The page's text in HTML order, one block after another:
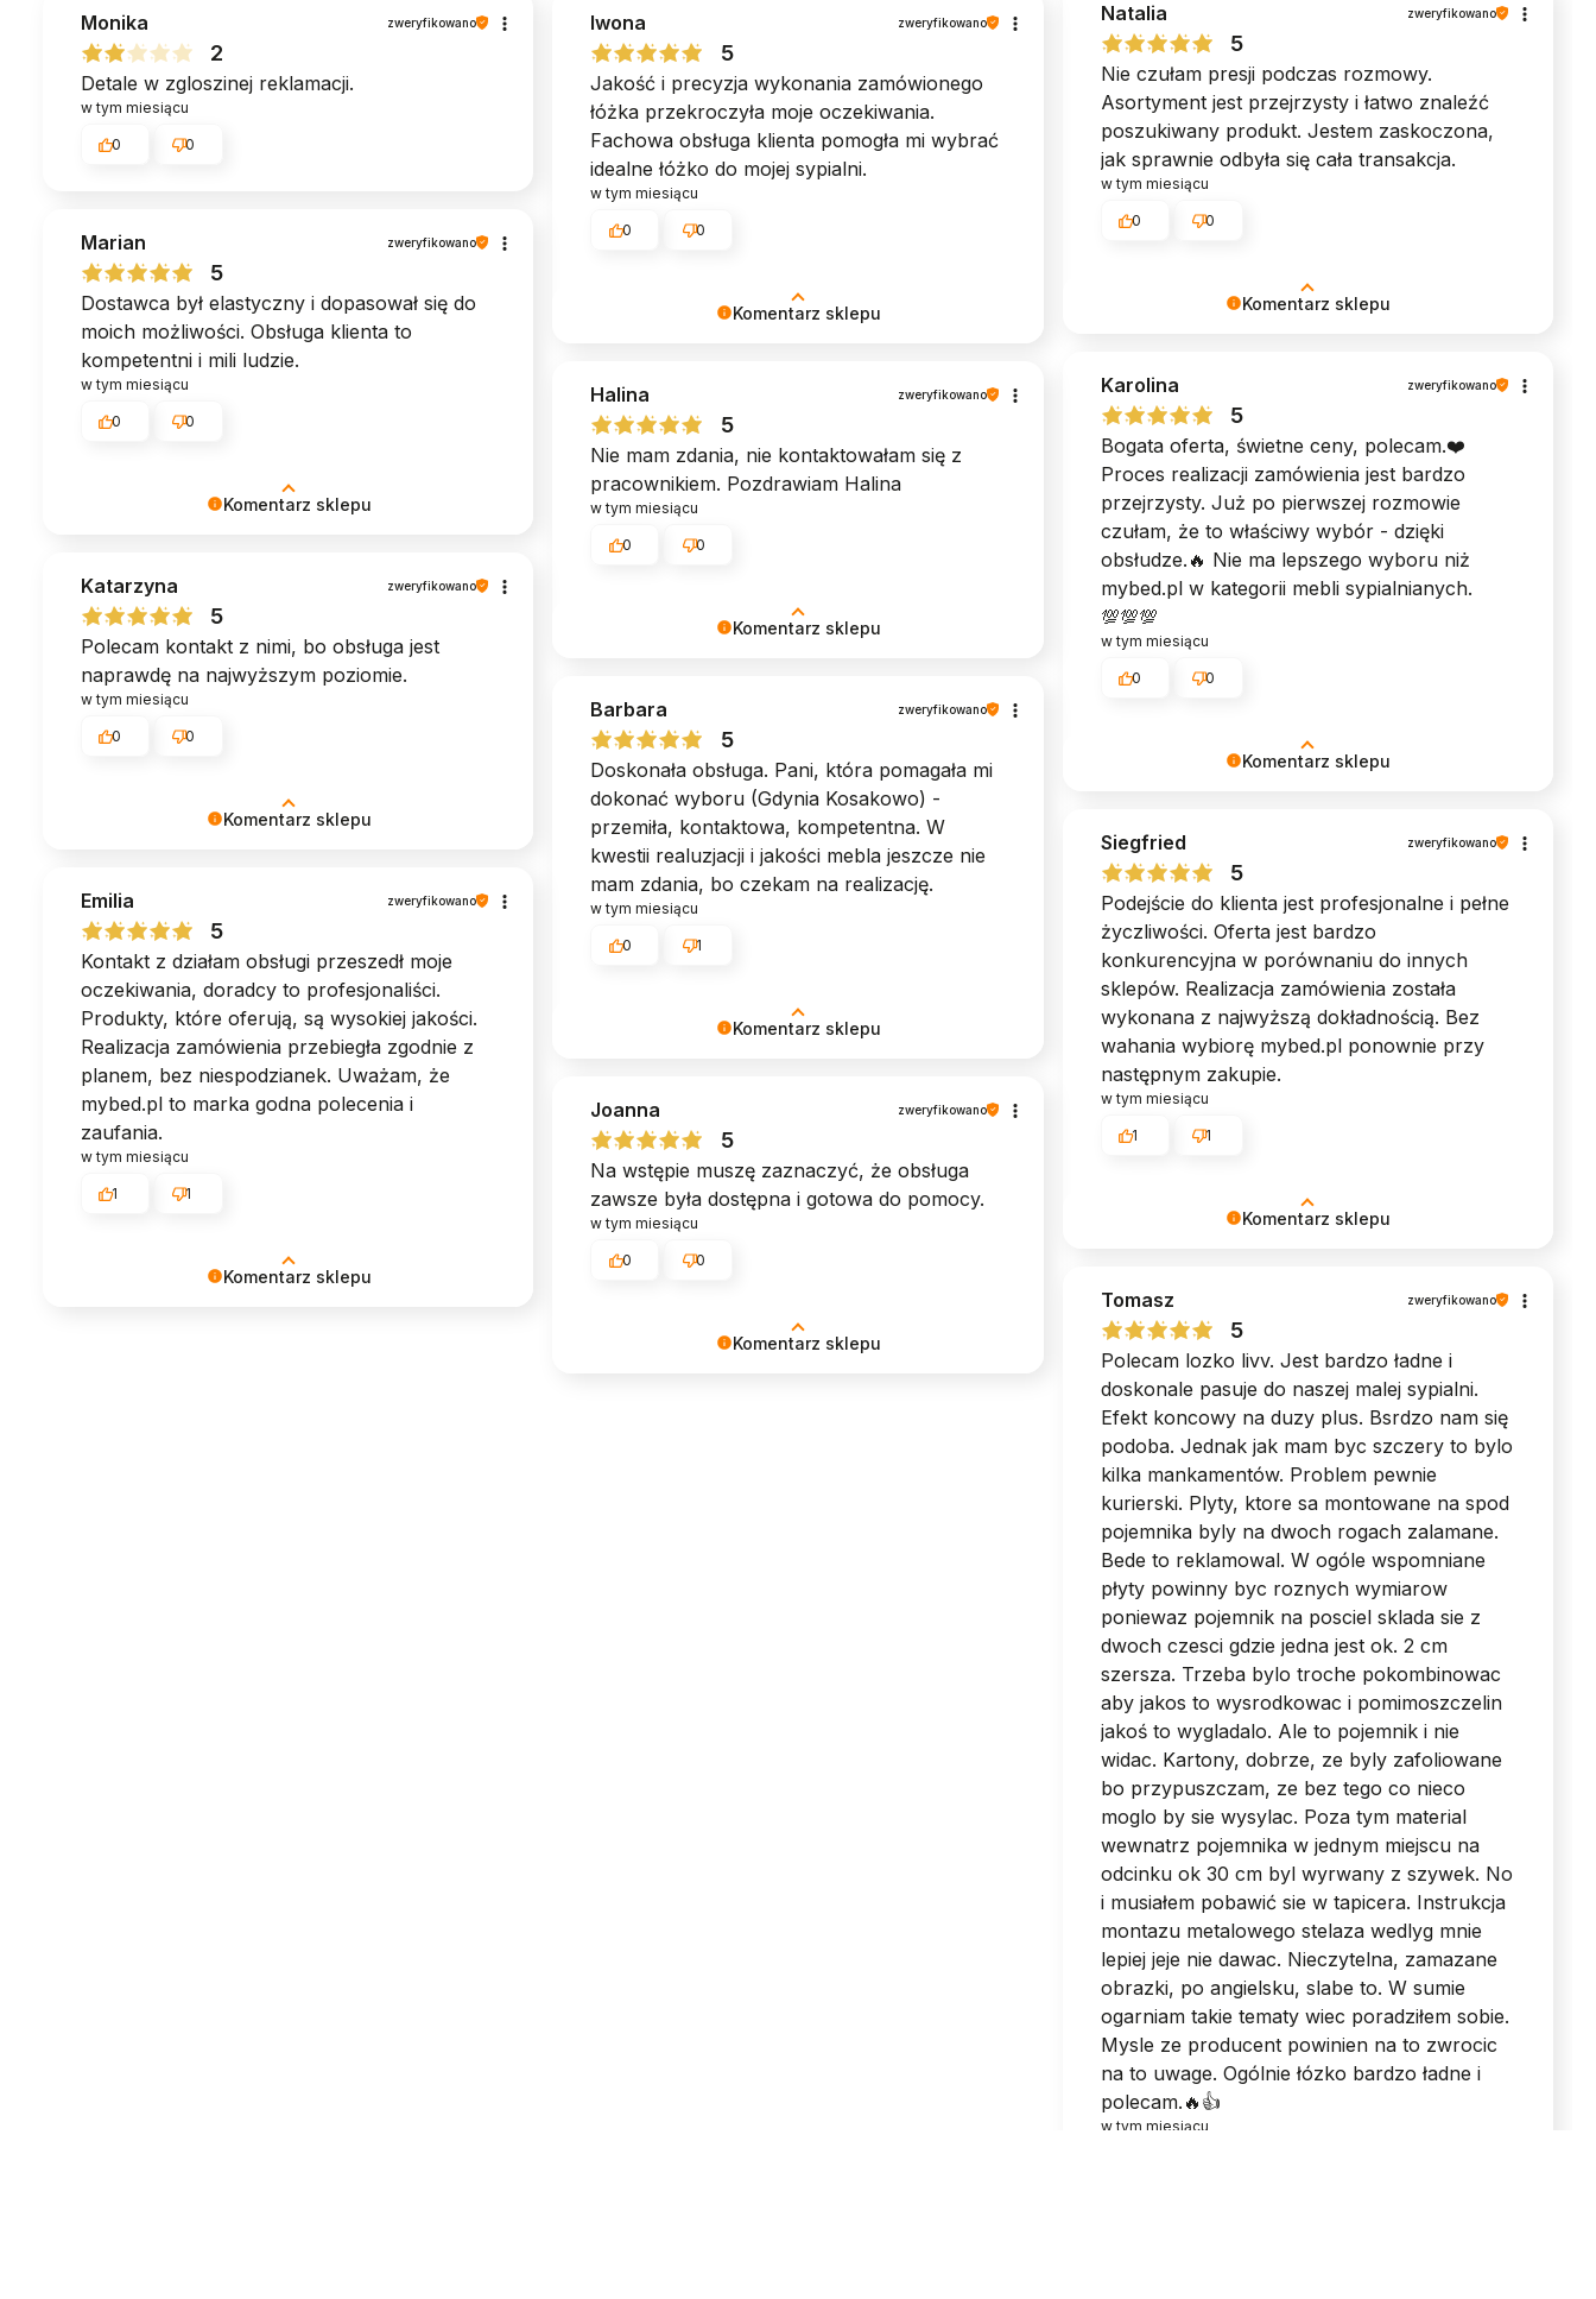
oczekiwania. Dziękujemy! ♥︎ Zespół MyBed
oczekiwania. Dziękujemy! ♥︎ Zespół MyBed
Komentarz sklepu
się swoją opinią. Pozdrawiamy serdecznie,
Zespół MyBed ♥︎
Natalia zweryfikowano
5
Nie czułam presji podczas rozmowy.
Asortyment jest przejrzysty i łatwo znaleźć
poszukiwany produkt. Jestem zaskoczona,
jak sprawnie odbyła się cała transakcja.
w tym miesiącu
0 0
Monika zweryfikowano
2
Detale w zgloszinej reklamacji.
w tym miesiącu
0 0
Komentarz sklepu
się swoją opinią. Pozdrawiamy serdecznie,
Zespół MyBed ♥︎
Iwona zweryfikowano
5
Jakość i precyzja wykonania zamówionego
łóżka przekroczyła moje oczekiwania.
Fachowa obsługa klienta pomogła mi wybrać
idealne łóżko do mojej sypialni.
w tym miesiącu
0 0
Komentarz sklepu
dla nas największą nagrodą. ♥︎ Zespół MyBed
Marian zweryfikowano
5
Dostawca był elastyczny i dopasował się do
moich możliwości. Obsługa klienta to
kompetentni i mili ludzie.
w tym miesiącu
0 0
Komentarz sklepu
się swoją opinią. Pozdrawiamy serdecznie,
Zespół MyBed ♥︎
Karolina zweryfikowano
5
Bogata oferta, świetne ceny, polecam.❤️
Proces realizacji zamówienia jest bardzo
przejrzysty. Już po pierwszej rozmowie
czułam, że to właściwy wybór - dzięki
obsłudze.🔥 Nie ma lepszego wyboru niż
mybed.pl w kategorii mebli sypialnianych.
💯💯💯
w tym miesiącu
0 0
Komentarz sklepu
oczekiwania. Dziękujemy! ♥︎ Zespół MyBed
Halina zweryfikowano
5
Nie mam zdania, nie kontaktowałam się z
pracownikiem. Pozdrawiam Halina
w tym miesiącu
0 0
Komentarz sklepu
oczekiwania. Dziękujemy! ♥︎ Zespół MyBed
Katarzyna zweryfikowano
5
Polecam kontakt z nimi, bo obsługa jest
naprawdę na najwyższym poziomie.
w tym miesiącu
0 0
Komentarz sklepu
komfortu i spokojnego snu! ♥︎ Zespół MyBed
Barbara zweryfikowano
5
Doskonała obsługa. Pani, która pomagała mi
dokonać wyboru (Gdynia Kosakowo) -
przemiła, kontaktowa, kompetentna. W
kwestii realuzjacji i jakości mebla jeszcze nie
mam zdania, bo czekam na realizację.
w tym miesiącu
0 1
Komentarz sklepu
dla nas największą nagrodą. ♥︎ Zespół MyBed
Siegfried zweryfikowano
5
Podejście do klienta jest profesjonalne i pełne
życzliwości. Oferta jest bardzo
konkurencyjna w porównaniu do innych
sklepów. Realizacja zamówienia została
wykonana z najwyższą dokładnością. Bez
wahania wybiorę mybed.pl ponownie przy
następnym zakupie.
w tym miesiącu
1 1
Komentarz sklepu
Emilia zweryfikowano
5
Kontakt z działam obsługi przeszedł moje
oczekiwania, doradcy to profesjonaliści.
Produkty, które oferują, są wysokiej jakości.
Realizacja zamówienia przebiegła zgodnie z
planem, bez niespodzianek. Uważam, że
mybed.pl to marka godna polecenia i
zaufania.
w tym miesiącu
1 1
Komentarz sklepu
Joanna zweryfikowano
5
Na wstępie muszę zaznaczyć, że obsługa
zawsze była dostępna i gotowa do pomocy.
w tym miesiącu
0 0
Tomasz zweryfikowano
5
Polecam lozko livv. Jest bardzo ładne i
doskonale pasuje do naszej malej sypialni.
Efekt koncowy na duzy plus. Bsrdzo nam się
podoba. Jednak jak mam byc szczery to bylo
kilka mankamentów. Problem pewnie
kurierski. Plyty, ktore sa montowane na spod
pojemnika byly na dwoch rogach zalamane.
Bede to reklamowal. W ogóle wspomniane
płyty powinny byc roznych wymiarow
poniewaz pojemnik na posciel sklada sie z
dwoch czesci gdzie jedna jest ok. 2 cm
szersza. Trzeba bylo troche pokombinowac
aby jakos to wysrodkowac i pomimoszczelin
jakoś to wygladalo. Ale to pojemnik i nie
widac. Kartony, dobrze, ze byly zafoliowane
bo przypuszczam, ze bez tego co nieco
moglo by sie wysylac. Poza tym material
wewnatrz pojemnika w jednym miejscu na
odcinku ok 30 cm byl wyrwany z szywek. No
i musiałem pobawić sie w tapicera. Instrukcja
montazu metalowego stelaza wedlyg mnie
lepiej jeje nie dawac. Nieczytelna, zamazane
obrazki, po angielsku, slabe to. W sumie
ogarniam takie tematy wiec poradziłem sobie.
Mysle ze producent powinien na to zwrocic
na to uwage. Ogólnie łózko bardzo ładne i
polecam.🔥👍️
w tym miesiącu